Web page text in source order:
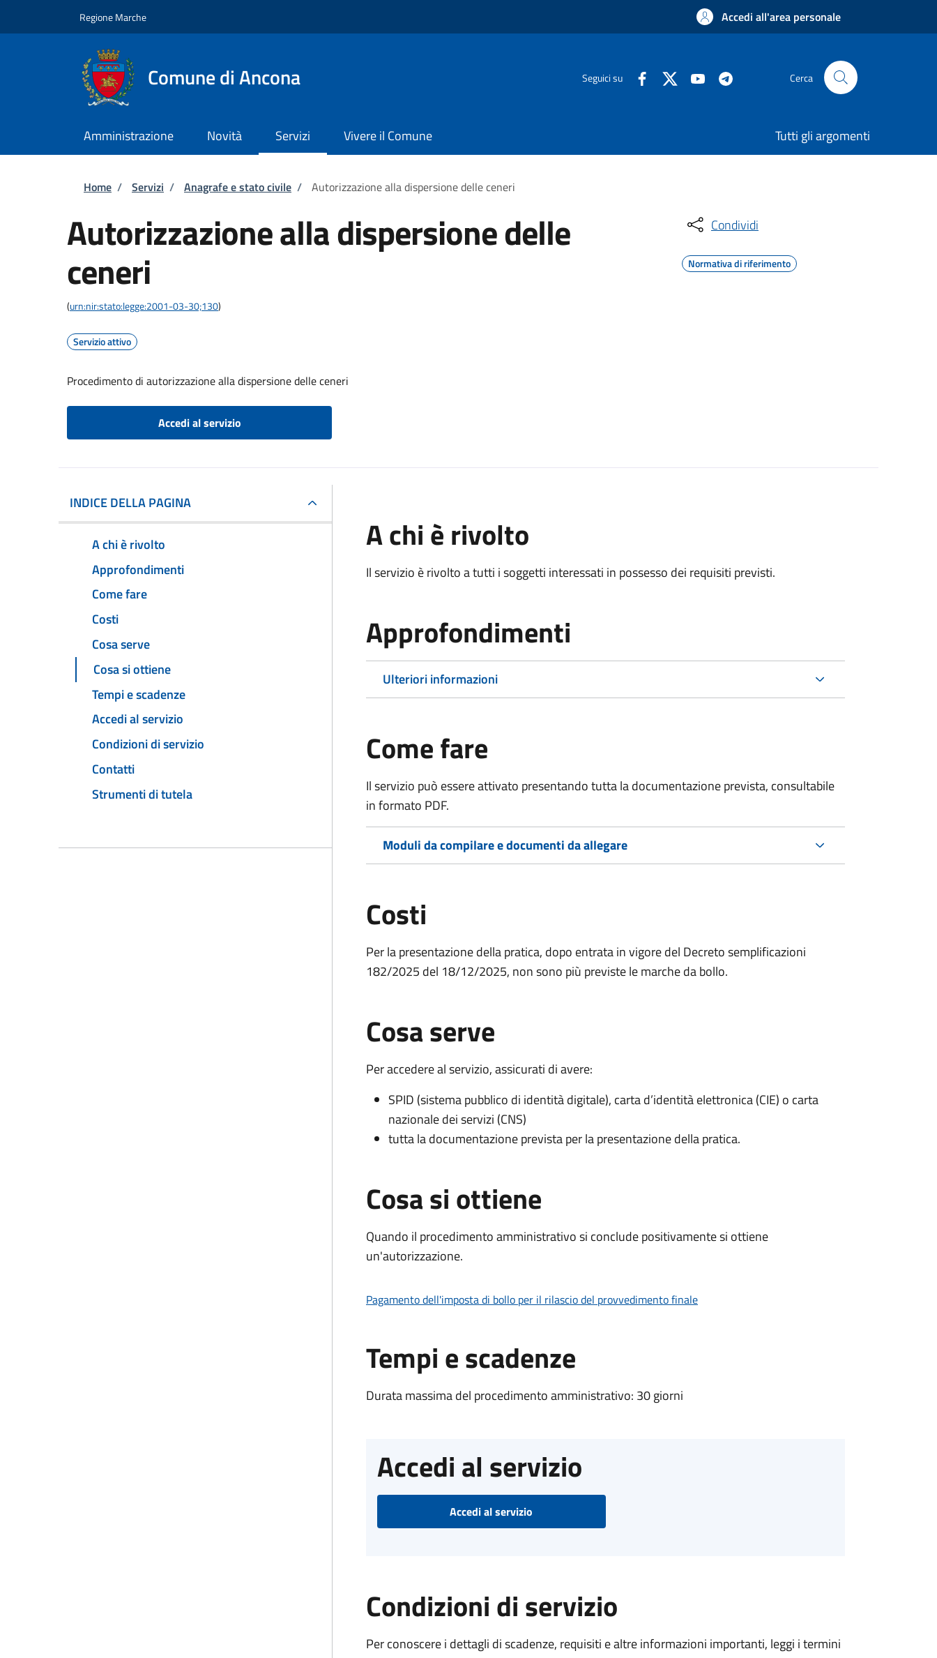
Regione Marche Accedi all'area personale
Comune di Ancona Seguici su Cerca
Amministrazione Novità Servizi Vivere il Comune Tutti gli argomenti
Briciole di pane
Home / Servizi / Anagrafe e stato civile / Autorizzazione alla dispersione delle ceneri
Autorizzazione alla dispersione delle
ceneri
(urn:nir:stato:legge:2001-03-30;130)
Servizio attivo
Procedimento di autorizzazione alla dispersione delle ceneri
Accedi al servizio
Condividi
Normativa di riferimento
INDICE DELLA PAGINA
A chi è rivolto
Approfondimenti
Come fare
Costi
Cosa serve
Cosa si ottiene
Tempi e scadenze
Accedi al servizio
Condizioni di servizio
Contatti
Strumenti di tutela
A chi è rivolto
Il servizio è rivolto a tutti i soggetti interessati in possesso dei requisiti previsti.
Approfondimenti
Ulteriori informazioni
Come fare
Il servizio può essere attivato presentando tutta la documentazione prevista, consultabile
in formato PDF.
Moduli da compilare e documenti da allegare
Costi
Per la presentazione della pratica, dopo entrata in vigore del Decreto semplificazioni
182/2025 del 18/12/2025, non sono più previste le marche da bollo.
Cosa serve
Per accedere al servizio, assicurati di avere:
SPID (sistema pubblico di identità digitale), carta d’identità elettronica (CIE) o carta
nazionale dei servizi (CNS)
tutta la documentazione prevista per la presentazione della pratica.
Cosa si ottiene
Quando il procedimento amministrativo si conclude positivamente si ottiene
un'autorizzazione.
Pagamento dell'imposta di bollo per il rilascio del provvedimento finale
Tempi e scadenze
Durata massima del procedimento amministrativo: 30 giorni
Accedi al servizio
Accedi al servizio
Condizioni di servizio
Per conoscere i dettagli di scadenze, requisiti e altre informazioni importanti, leggi i termini